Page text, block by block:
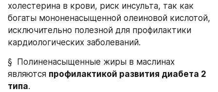
холестерина в крови, риск инсульта, так как
богаты мононенасыщенной олеиновой кислотой,
исключительно полезной для профилактики
кардиологических заболеваний.
§  Полиненасыщенные жиры в маслинах
являются профилактикой развития диабета 2
типа.